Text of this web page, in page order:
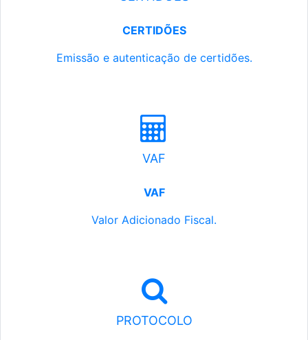
CERTIDÕES
Emissão e autenticação de certidões.
VAF
VAF
Valor Adicionado Fiscal.
PROTOCOLO